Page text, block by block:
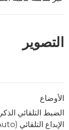
التصوير
الأوضاع
الضبط التلقائي